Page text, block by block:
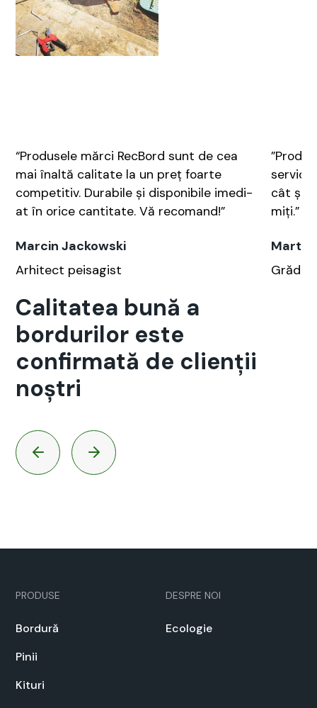
“Pro­duse­le măr­ci RecBord sunt de cea
mai înaltă cal­i­tate la un preț foarte
com­pet­i­tiv. Dura­bile și disponi­bile ime­di­
at în orice can­ti­tate. Vă reco­mand!”
Marcin Jackowski
Arhi­tect peis­ag­ist
ser­vicii
cât și
miți.”
Marta
Calitatea bună a
bordurilor este
confirmată de clienții
noștri
PRODUSE
Bor­dură
Pinii
Kituri
DESPRE NOI
Ecolo­gie